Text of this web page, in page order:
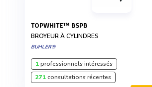
TOPWHITE™ BSPB
BROYEUR À CYLINDRES
BUHLER®
1professionnels intéressés
271consultations récentes